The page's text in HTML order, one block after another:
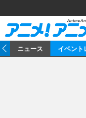
ニュース イベント